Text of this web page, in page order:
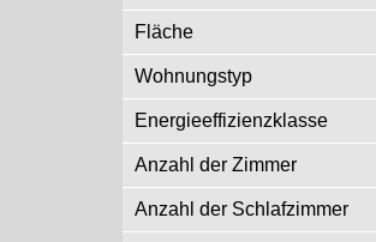
Fläche
Wohnungstyp
Energieeffizienzklasse
Anzahl der Zimmer
Anzahl der Schlafzimmer